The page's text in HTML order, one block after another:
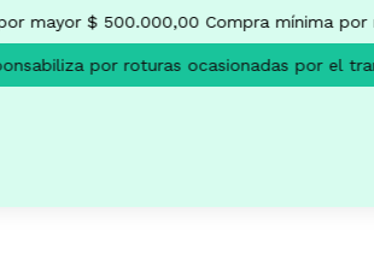
mayor $ 500.000,00 Compra mínima por
por roturas ocasionadas por el